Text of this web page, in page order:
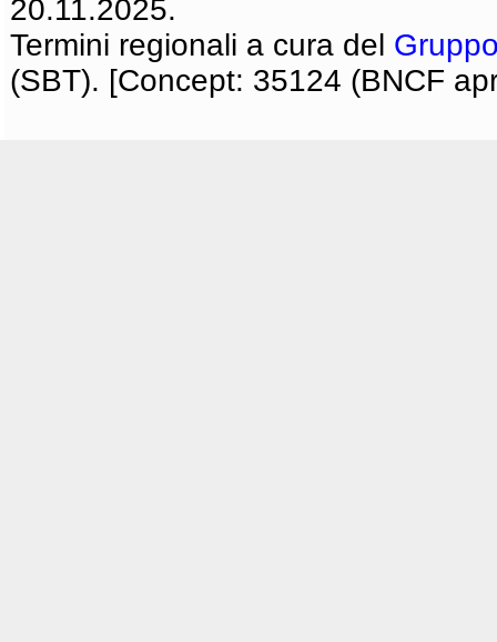
20.11.2025.
Termini regionali a cura del
(SBT). [Concept: 35124 (BNCF